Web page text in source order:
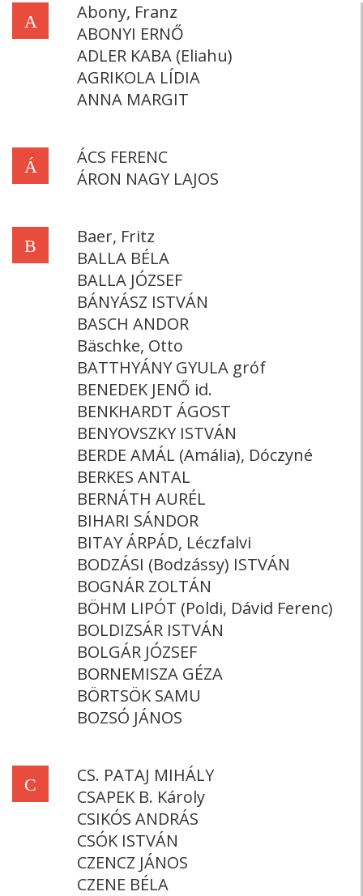
A
Abony, Franz
ABONYI ERNŐ
ADLER KABA (Eliahu)
AGRIKOLA LÍDIA
ANNA MARGIT
Á
ÁCS FERENC
ÁRON NAGY LAJOS
B
Baer, Fritz
BALLA BÉLA
BALLA JÓZSEF
BÁNYÁSZ ISTVÁN
BASCH ANDOR
Bäschke, Otto
BATTHYÁNY GYULA gróf
BENEDEK JENŐ id.
BENKHARDT ÁGOST
BENYOVSZKY ISTVÁN
BERDE AMÁL (Amália), Dóczyné
BERKES ANTAL
BERNÁTH AURÉL
BIHARI SÁNDOR
BITAY ÁRPÁD, Léczfalvi
BODZÁSI (Bodzássy) ISTVÁN
BOGNÁR ZOLTÁN
BÖHM LIPÓT (Poldi, Dávid Ferenc)
BOLDIZSÁR ISTVÁN
BOLGÁR JÓZSEF
BORNEMISZA GÉZA
BÖRTSÖK SAMU
BOZSÓ JÁNOS
C
CS. PATAJ MIHÁLY
CSAPEK B. Károly
CSIKÓS ANDRÁS
CSÓK ISTVÁN
CZENCZ JÁNOS
CZENE BÉLA